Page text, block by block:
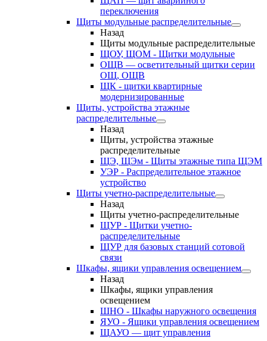
переключения
Щиты модульные распределительные
Назад
Щиты модульные распределительные
ЩОУ, ЩОМ - Щитки модульные
ОЩВ — осветительный щитки серии
ОЩ, ОЩВ
ЩК - щитки квартирные
модернизированные
Щиты, устройства этажные
распределительные
Назад
Щиты, устройства этажные
распределительные
ЩЭ, ЩЭм - Щиты этажные типа ЩЭМ
УЭР - Распределительное этажное
устройство
Щиты учетно-распределительные
Назад
Щиты учетно-распределительные
ЩУР - Щитки учетно-
распределительные
ЩУР для базовых станций сотовой
связи
Шкафы, ящики управления освещением
Назад
Шкафы, ящики управления
освещением
ШНО - Шкафы наружного освещения
ЯУО - Ящики управления освещением
ЩАУО — щит управления